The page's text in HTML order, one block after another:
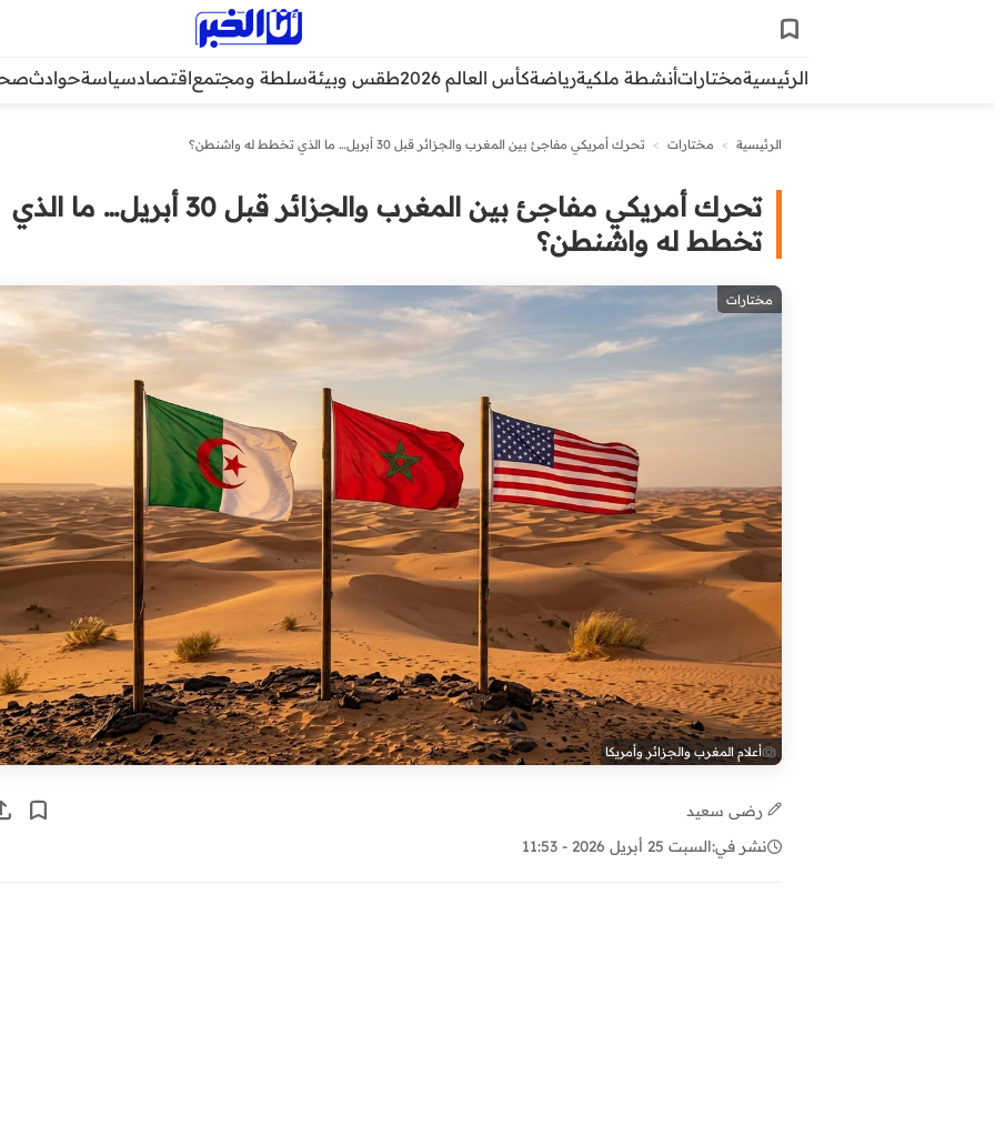
الرئيسيةمختاراتأنشطة ملكيةرياضةكأس العالم 2026 طقس وبيئةسلطة ومجتمعاقتصادسياسةحوادث
الرئيسية > مختارات > تحرك أمريكي مفاجئ بين المغرب والجزائر قبل 30 أبريل… ما الذي تخطط له واشنطن؟
تحرك أمريكي مفاجئ بين المغرب والجزائر قبل 30 أبريل… ما الذي
تخطط له واشنطن؟
مختارات
أعلام المغرب والجزائر وأمريكا
رضى سعيد
نشر في:السبت 25 أبريل 2026 - 11:53